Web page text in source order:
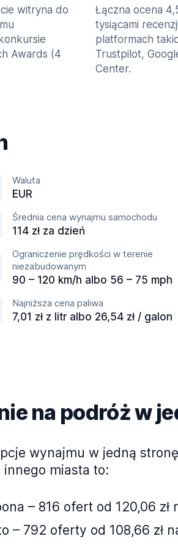
witryna do
Awards (4
Łączna ocena
tysiącami
platformach
Trustpilot,
Center.
Waluta
EUR
Średnia cena wynajmu samochodu
114 zł za dzień
Ograniczenie prędkości w terenie
niezabudowanym
90 – 120 km/h albo 56 – 75 mph
Najniższa cena paliwa
7,01 zł z litr albo 26,54 zł / galon
na podróż w
wynajmu w jedną
miasta to:
– 816 ofert od 120,06 zł
– 792 oferty od 108,66 zł